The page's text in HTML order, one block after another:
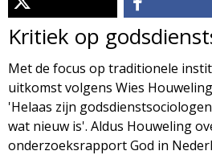
o
g
i
e
u
Kritiek op
Met de focus op traditionele
uitkomst volgens Wies
'Helaas zijn
wat nieuw is'. Aldus Houweling
onderzoeksrapport God in